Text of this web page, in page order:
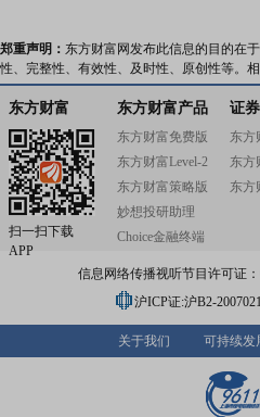
郑重声明： 东方财富网发布此信息的目的在
性、完整性、有效性、及时性、原创性等。
东方财富
扫一扫下载
APP
东方财富产品
东方财富免费版
东方财富Level-2
东方财富策略版
妙想投研助理
Choice金融终端
证
东方
东方
东方
信息网络传播视听节目许可证
沪ICP证:沪B2-
关于我们 可持续发